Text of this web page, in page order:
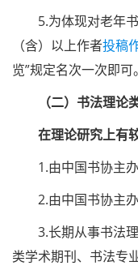
5.为体现对老年
（含）以上作者投稿
览”规定名次一次即可
（二）书法理论
在理论研究上有
1.由中国书协主
2.由中国书协主
3.长期从事书法
类学术期刊、书法专